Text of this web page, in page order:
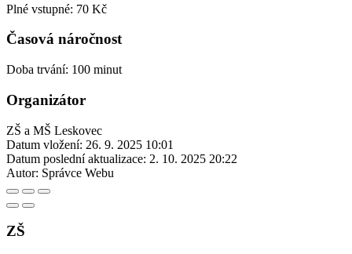
Plné vstupné: 70 Kč
Časová náročnost
Doba trvání: 100 minut
Organizátor
ZŠ a MŠ Leskovec
Datum vložení: 26. 9. 2025 10:01
Datum poslední aktualizace: 2. 10. 2025 20:22
Autor: Správce Webu
ZŠ